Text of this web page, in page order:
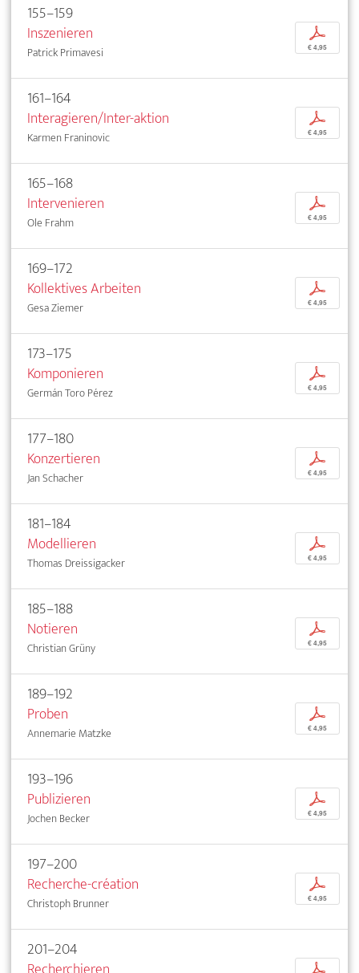
155–159
Inszenieren
Patrick Primavesi
p
€ 4,95
161–164
Interagieren/Inter-aktion
Karmen Franinovic
p
€ 4,95
165–168
Intervenieren
Ole Frahm
p
€ 4,95
169–172
Kollektives Arbeiten
Gesa Ziemer
p
€ 4,95
173–175
Komponieren
Germán Toro Pérez
p
€ 4,95
177–180
Konzertieren
Jan Schacher
p
€ 4,95
181–184
Modellieren
Thomas Dreissigacker
p
€ 4,95
185–188
Notieren
Christian Grüny
p
€ 4,95
189–192
Proben
Annemarie Matzke
p
€ 4,95
193–196
Publizieren
Jochen Becker
p
€ 4,95
197–200
Recherche-création
Christoph Brunner
p
€ 4,95
201–204
p